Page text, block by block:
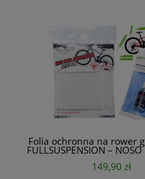
Folia ochronna na rower
FULLSUSPENSION –
149,90 zł